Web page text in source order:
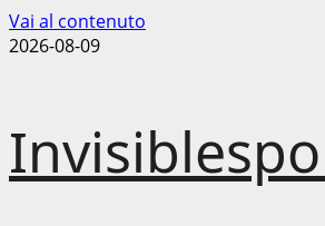
Vai al contenuto
2026-08-09